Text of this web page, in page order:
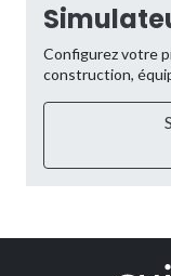
Configurez votre
construction,